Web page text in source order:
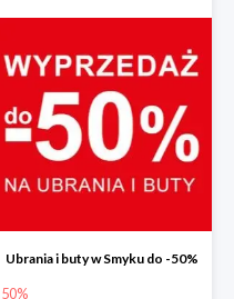
Ubrania i buty w Smyku do -50%
50%